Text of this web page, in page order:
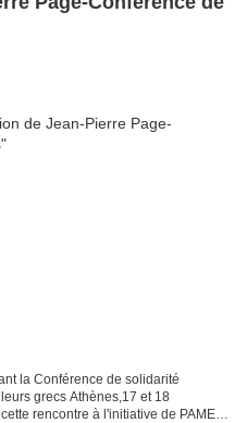
la Conférence de solidarité
grecs Athènes,17 et 18
rencontre à l'initiative de PAME.